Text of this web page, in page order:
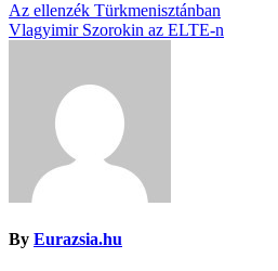
Az ellenzék Türkmenisztánban
Vlagyimir Szorokin az ELTE-n
By Eurazsia.hu